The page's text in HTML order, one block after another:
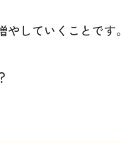
していくことです。